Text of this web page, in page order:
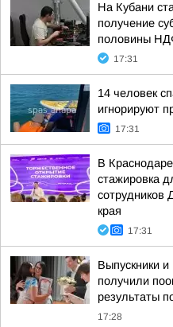
На Кубани
получение
половины
17:31
14 человек
игнорируют
17:31
В
стажировка
сотрудников
края
17:31
Выпускники
получили
результаты
17:28